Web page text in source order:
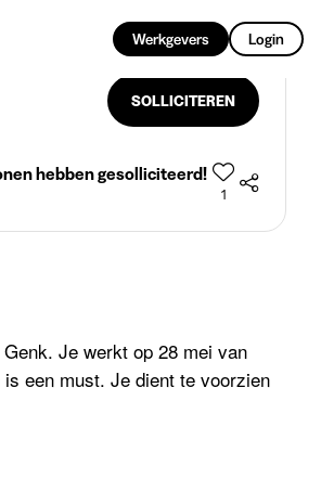
Werkgevers Login
SOLLICITEREN
hebben gesolliciteerd!
1
Je werkt op 28 mei van
een must. Je dient te voorzien